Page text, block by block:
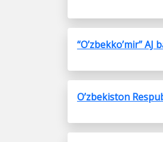
“O’zbekko’mir”
O’zbekiston